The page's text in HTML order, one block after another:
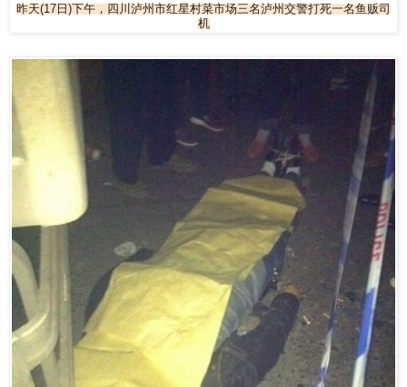
昨天(17日)下午，四川泸州市红星村菜市场三名泸州交警打死一名鱼贩司
机